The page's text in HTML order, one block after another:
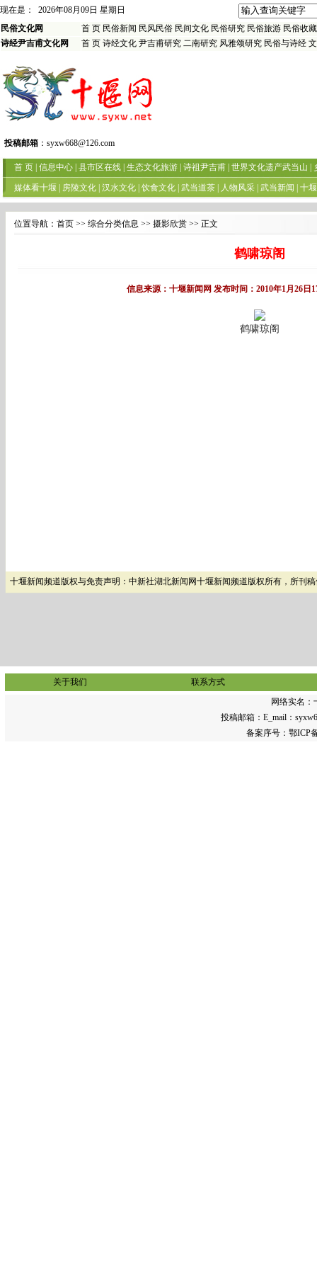
位置导航： 首页 >> 综合分类信息 >> 摄影欣赏 >> 正文
鹤啸琼阁
信息来源：十堰新闻网 发布时间：2010年1月26日
鹤啸琼阁
十堰新闻频道版权与免责声明：中新社湖北新闻网十堰新闻频道版权所有，所刊